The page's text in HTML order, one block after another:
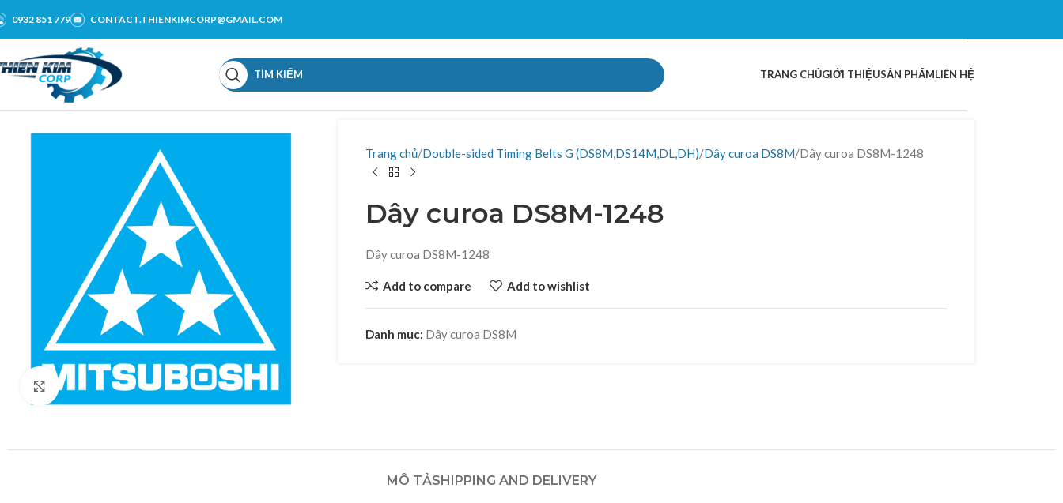
0932 851 779 CONTACT.THIENKIMCORP@GMAIL.COM
TÌM KIẾM TRANG CHỦGIỚI THIỆUSẢN PHẨMLIÊN HỆ
Click to enlarge
Trang chủ Double-sided Timing Belts G (DS8M,DS14M,DL,DH) Dây curoa DS8M Dây curoa DS8M-1248
Dây curoa DS8M-1248
Dây curoa DS8M-1248
Add to compare Add to wishlist
Danh mục: Dây curoa DS8M
MÔ TẢSHIPPING AND DELIVERY